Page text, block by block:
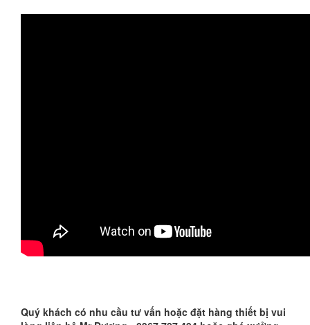
Quý khách có nhu cầu tư vấn hoặc đặt hàng thiết bị vui